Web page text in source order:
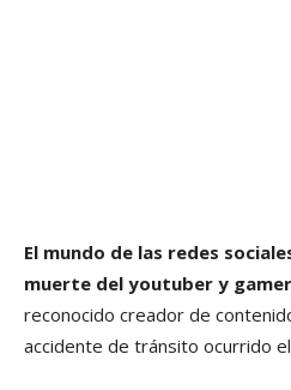
El mundo de las redes
muerte del youtuber y
reconocido creador de
accidente de tránsito ocurrido